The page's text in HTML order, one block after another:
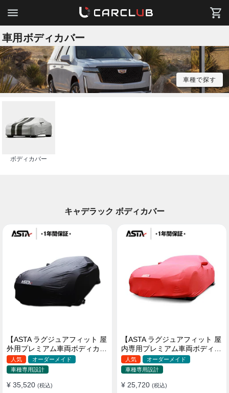
車用ボディカバー
車種で探す
ボディカバー
キャデラック ボディカバー
【ASTA ラグジュアフィット 屋
外用プレミアム車両ボディカバ
ー】PUレザー製 オーダーメイ
ド 高級感 裏起毛車カバー 強風
対策
人気
オーダーメイド
車種専用設計
¥ 35,520 (税込)
【ASTA ラグジュアフィット 屋
内専用プレミアム車両ボディカ
バー】オーダーメイド 最高級
生地 柔かい 裏起毛車カバー
人気
オーダーメイド
車種専用設計
¥ 25,720 (税込)